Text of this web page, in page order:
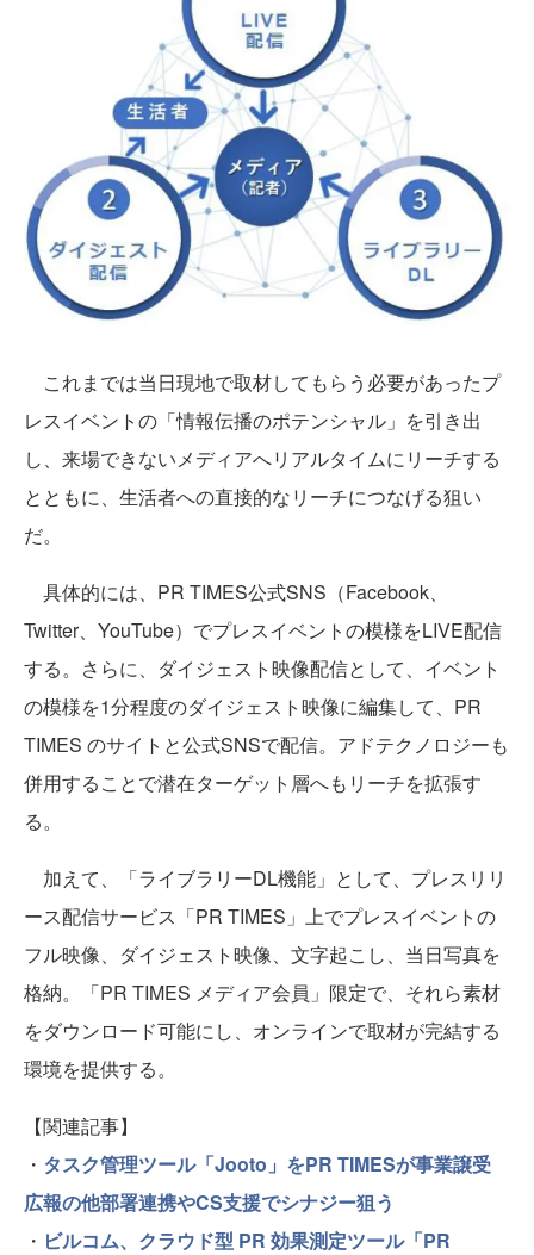
これまでは当日現地で取材してもらう必要があったプ
レスイベントの「情報伝播のポテンシャル」を引き出
し、来場できないメディアへリアルタイムにリーチする
とともに、生活者への直接的なリーチにつなげる狙い
だ。
具体的には、PR TIMES公式SNS（Facebook、
Twitter、YouTube）でプレスイベントの模様をLIVE配信
する。さらに、ダイジェスト映像配信として、イベント
の模様を1分程度のダイジェスト映像に編集して、PR
TIMES のサイトと公式SNSで配信。アドテクノロジーも
併用することで潜在ターゲット層へもリーチを拡張す
る。
加えて、「ライブラリーDL機能」として、プレスリリ
ース配信サービス「PR TIMES」上でプレスイベントの
フル映像、ダイジェスト映像、文字起こし、当日写真を
格納。「PR TIMES メディア会員」限定で、それら素材
をダウンロード可能にし、オンラインで取材が完結する
環境を提供する。
【関連記事】
・ タスク管理ツール「Jooto」をPR TIMESが事業譲受
広報の他部署連携やCS支援でシナジー狙う
・ ビルコム、クラウド型 PR 効果測定ツール「PR